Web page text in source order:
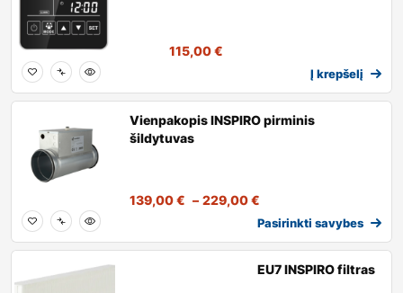
115,00€
Į krepšelį
Vienpakopis INSPIRO pirminis
šildytuvas
139,00€ – 229,00€
Pasirinkti savybes
EU7 INSPIRO filtras